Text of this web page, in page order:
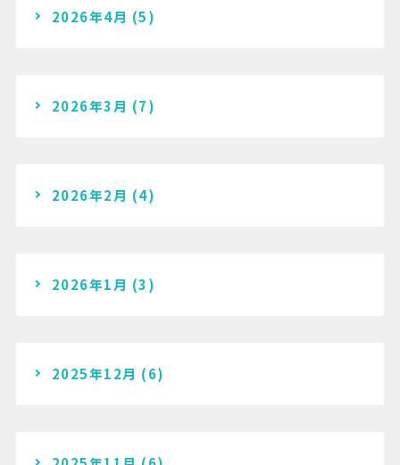
2026年4月 (5)
2026年3月 (7)
2026年2月 (4)
2026年1月 (3)
2025年12月 (6)